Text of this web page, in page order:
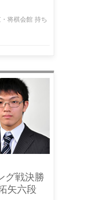
将棋会館 持ち
グ戦決勝
矢六段